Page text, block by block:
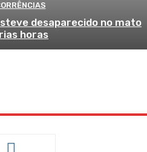
desaparecido no mato
horas